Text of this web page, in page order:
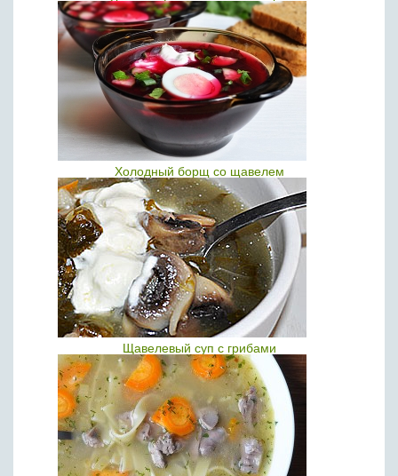
Холодный борщ со щавелем
Щавелевый суп с грибами